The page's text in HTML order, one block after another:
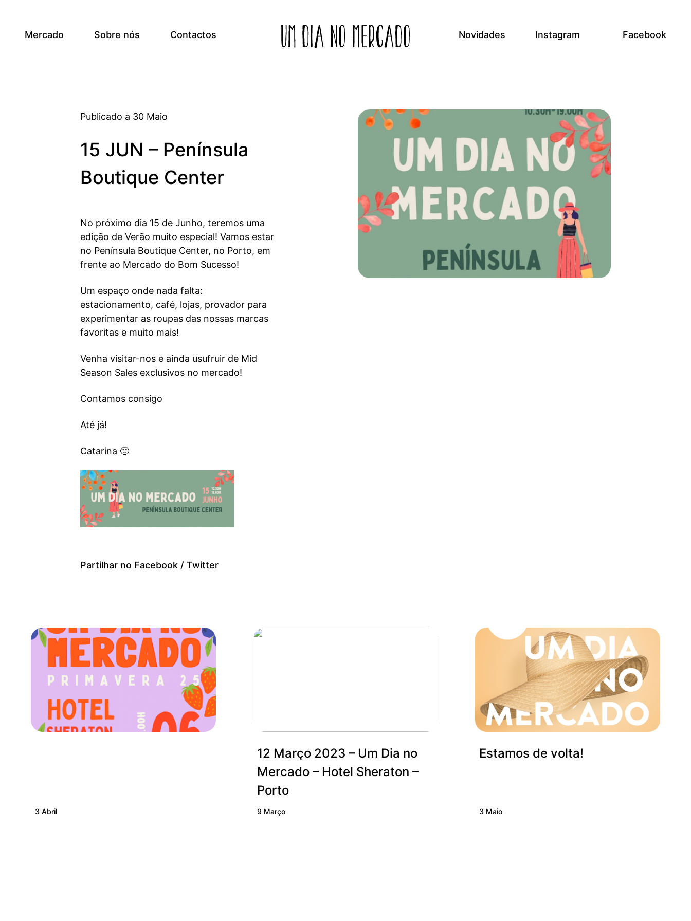
Mercado Sobre nós Contactos Novidades Instagram Facebook
Publicado a 30 Maio
15 JUN – Península
Boutique Center
No próximo dia 15 de Junho, teremos uma
edição de Verão muito especial! Vamos estar
no Península Boutique Center, no Porto, em
frente ao Mercado do Bom Sucesso!
Um espaço onde nada falta:
estacionamento, café, lojas, provador para
experimentar as roupas das nossas marcas
favoritas e muito mais!
Venha visitar-nos e ainda usufruir de Mid
Season Sales exclusivos no mercado!
Contamos consigo
Até já!
Catarina 🙂
Partilhar no Facebook /Twitter
3 Abril
12 Março 2023 – Um Dia no
Mercado – Hotel Sheraton –
Porto
9 Março
Estamos de volta!
3 Maio